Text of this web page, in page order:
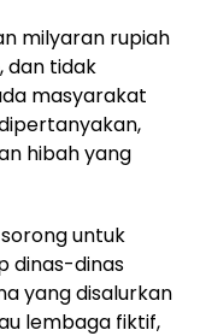
milyaran rupiah
dan tidak
masyarakat
hibah yang
untuk
dinas-dinas
yang disalurkan
lembaga fiktif,